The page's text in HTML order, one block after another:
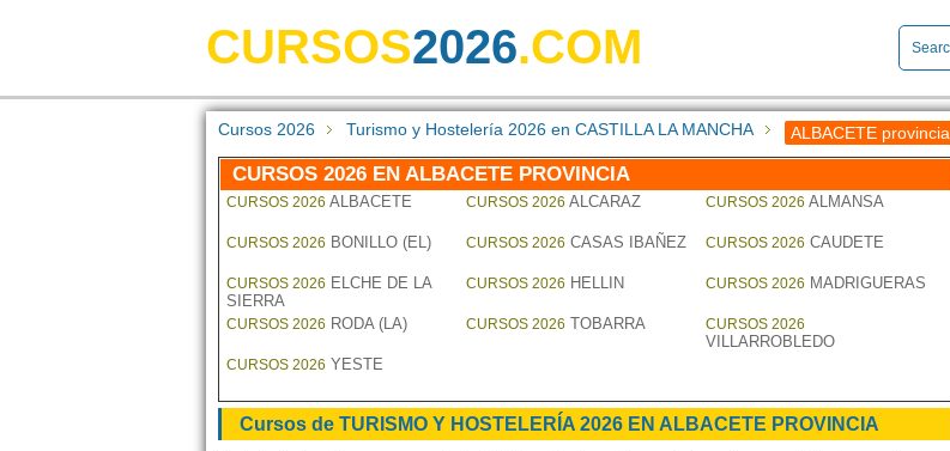
CURSOS2026.COM
Cursos 2026 Turismo y Hostelería 2026 en CASTILLA LA MANCHA ALBACETE provincia
CURSOS 2026 EN ALBACETE PROVINCIA
CURSOS 2026 ALBACETE CURSOS 2026 ALCARAZ CURSOS 2026 ALMANSA
CURSOS 2026 BONILLO (EL) CURSOS 2026 CASAS IBAÑEZ CURSOS 2026 CAUDETE
CURSOS 2026 ELCHE DE LA
SIERRA
CURSOS 2026 HELLIN CURSOS 2026 MADRIGUERAS
CURSOS 2026 RODA (LA) CURSOS 2026 TOBARRA CURSOS 2026
VILLARROBLEDO
CURSOS 2026 YESTE
Cursos de TURISMO Y HOSTELERÍA 2026 EN ALBACETE PROVINCIA